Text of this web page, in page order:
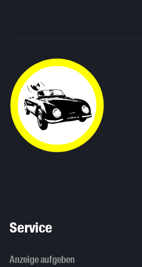
Service
Anzeige aufgeben